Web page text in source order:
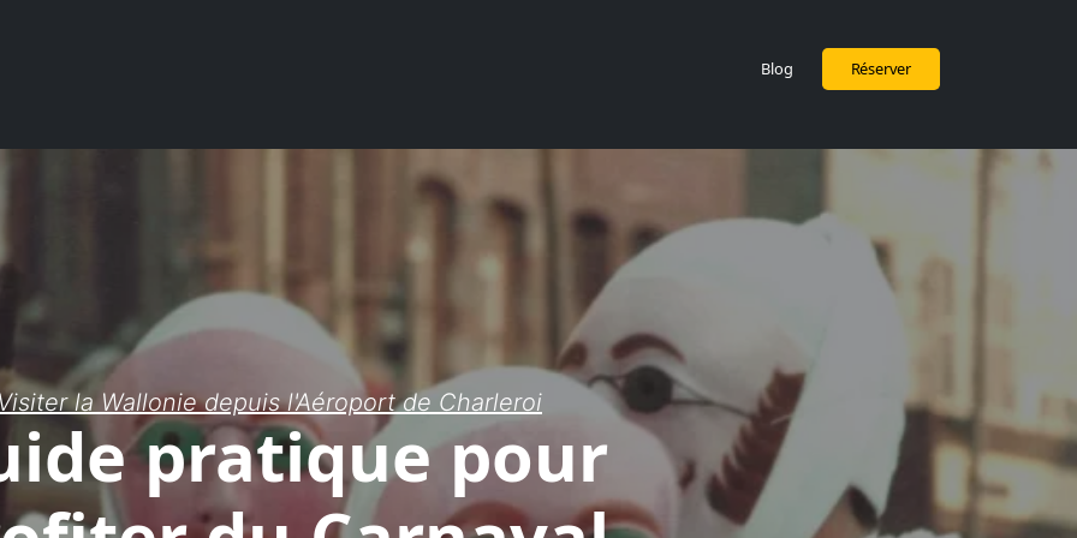
Blog Réserver
la Wallonie depuis l'Aéroport de Charleroi
pratique pour